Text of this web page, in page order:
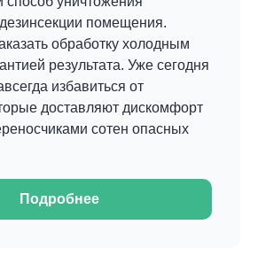
помещения.
обработку холодным
результата. Уже сегодня
избавиться от
доставляют дискомфорт
сотен опасных
Подробнее